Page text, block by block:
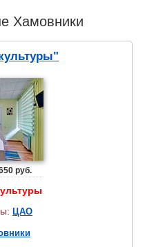
Хамовники
руб.
ЦАО